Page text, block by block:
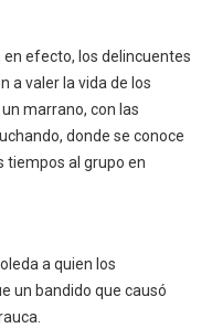
en efecto, los delincuentes
a valer la vida de los
marrano, con las
donde se conoce
tiempos al grupo en
a quien los
un bandido que causó